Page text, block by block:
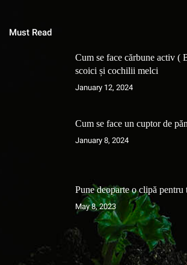
Must Read
Cum se face cărbune activ (
scoici și cochilii melci
January 12, 2024
Cum se face un cuptor de
January 8, 2024
Pune deoparte o clipă pentru
May 8, 2023